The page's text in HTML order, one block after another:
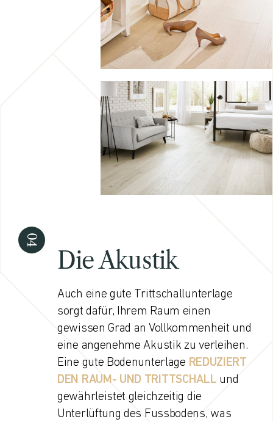
Die Akustik
Auch eine gute Trittschallunterlage
sorgt dafür, Ihrem Raum einen
gewissen Grad an Vollkommenheit und
eine angenehme Akustik zu verleihen.
Eine gute Bodenunterlage REDUZIERT
DEN RAUM- UND TRITTSCHALL und
gewährleistet gleichzeitig die
Unterlüftung des Fussbodens, was